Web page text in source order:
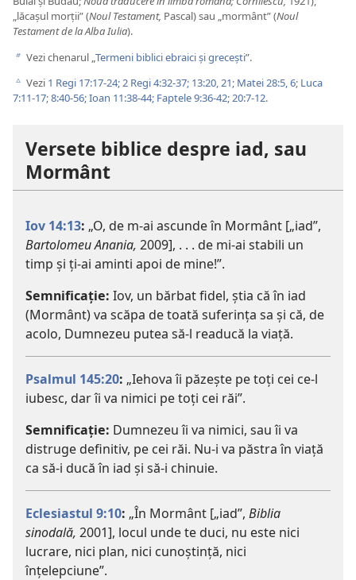
„lăcașul morții” (Noul Testament, Pascal) sau „mormânt” (Noul
Testament de la Alba Iulia).
b Vezi chenarul „Termeni biblici ebraici și grecești”.
c Vezi 1 Regi 17:17-24;2 Regi 4:32-37; 13:20, 21; Matei 28:5, 6; Luca
7:11-17;8:40-56;Ioan 11:38-44; Faptele 9:36-42;20:7-12.
Versete biblice despre iad, sau
Mormânt
Iov 14:13: „O, de m-ai ascunde în Mormânt [„iad”,
Bartolomeu Anania, 2009], . . . de mi-ai stabili un
timp și ți-ai aminti apoi de mine!”.
Semnificație: Iov, un bărbat fidel, știa că în iad
(Mormânt) va scăpa de toată suferința sa și că, de
acolo, Dumnezeu putea să-l readucă la viață.
Psalmul 145:20: „Iehova îi păzește pe toți cei ce-l
iubesc, dar îi va nimici pe toți cei răi”.
Semnificație: Dumnezeu îi va nimici, sau îi va
distruge definitiv, pe cei răi. Nu-i va păstra în viață
ca să-i ducă în iad și să-i chinuie.
Eclesiastul 9:10: „În Mormânt [„iad”, Biblia
sinodală, 2001], locul unde te duci, nu este nici
lucrare, nici plan, nici cunoștință, nici
înțelepciune”.